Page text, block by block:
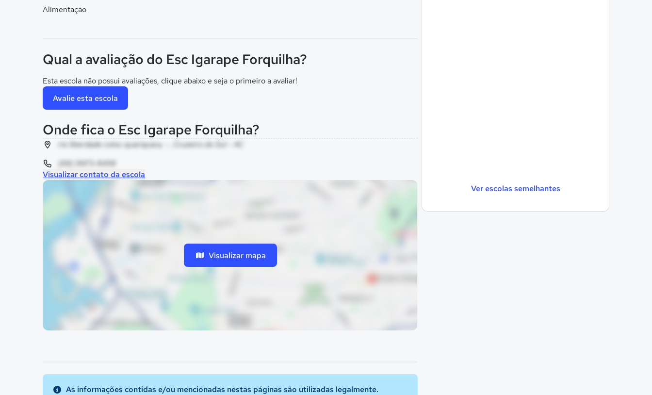
Ver escolas semelhantes
Alimentação
Qual a avaliação do Esc Igarape Forquilha?
Esta escola não possui avaliações, clique abaixo e seja o primeiro a avaliar!
Avalie esta escola
Onde fica o Esc Igarape Forquilha?
rio liberdade coloc quariquara, - , Cruzeiro do Sul - AC
(68) 9973-8458
Visualizar contato da escola
Visualizar mapa
As informações contidas e/ou mencionadas nestas páginas são utilizadas legalmente.